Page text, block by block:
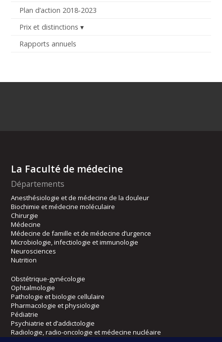
Plan d’action 2018-2023
Prix et distinctions
Rapports annuels
La Faculté de médecine
Départements
Anesthésiologie et de médecine de la douleur
Biochimie et médecine moléculaire
Chirurgie
Médecine
Médecine de famille et de médecine d’urgence
Microbiologie, infectiologie et immunologie
Neurosciences
Nutrition
Obstétrique-gynécologie
Ophtalmologie
Pathologie et biologie cellulaire
Pharmacologie et physiologie
Pédiatrie
Psychiatrie et d’addictologie
Radiologie, radio-oncologie et médecine nucléaire